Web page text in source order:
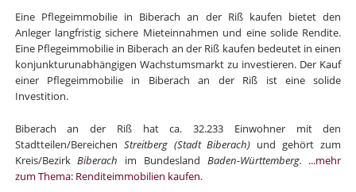
Eine Pflegeimmobilie in Biberach an der Riß kaufen bietet den
Anleger langfristig sichere Mieteinnahmen und eine solide Rendite.
Eine Pflegeimmobilie in Biberach an der Riß kaufen bedeutet in einen
konjunkturunabhängigen Wachstumsmarkt zu investieren. Der Kauf
einer Pflegeimmobilie in Biberach an der Riß ist eine solide
Investition.
Biberach an der Riß hat ca. 32.233 Einwohner mit den
Stadtteilen/Bereichen Streitberg (Stadt Biberach) und gehört zum
Kreis/BezirkBiberach im Bundesland Baden-Württemberg. ...mehr
zum Thema: Renditeimmobilien kaufen.